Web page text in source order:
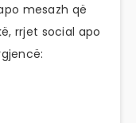
mesazh që
rrjet social apo